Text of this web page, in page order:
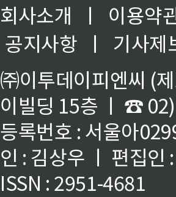
회사소개 ㅣ
이용약
공지사항
ㅣ
기사제
㈜이투데이피엔씨 (
이빌딩 15층 ㅣ ☎
등록번호 : 서울아
인 : 김상우 ㅣ 편집인
ISSN : 2951-4681